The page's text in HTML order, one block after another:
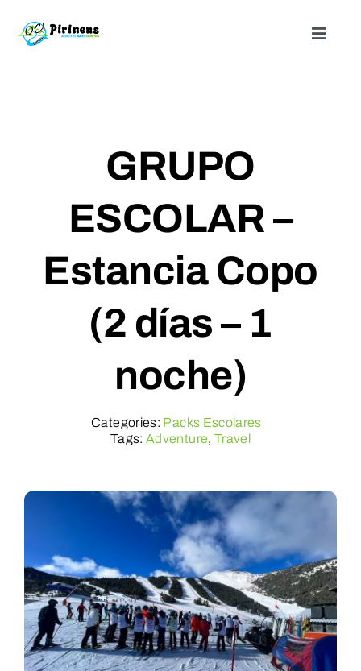
Toggle
Nuestros alojamientos
¿Quienes somos?
WooCommerce Cart
WooCommerce My Account
GRUPO
ESCOLAR –
Estancia Copo
(2 días – 1
noche)
Categories: Packs Escolares
Tags: Adventure, Travel